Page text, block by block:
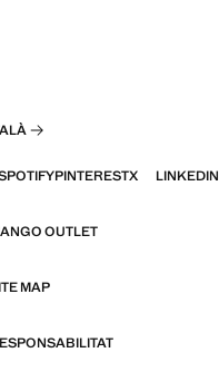
PINTERESTX LINKEDIN
OUTLET
MAP